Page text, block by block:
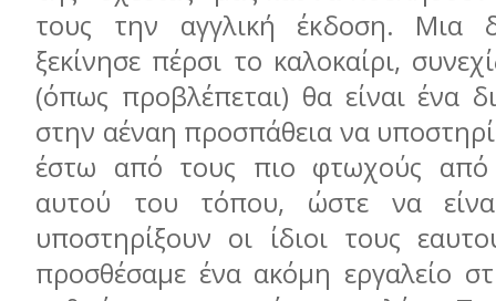
τους την αγγλική έκδοση. Μια
ξεκίνησε πέρσι το καλοκαίρι,
(όπως προβλέπεται) θα είναι ένα
στην αέναη προσπάθεια να
έστω από τους πιο φτωχούς
αυτού του τόπου, ώστε να
υποστηρίξουν οι ίδιοι τους
προσθέσαμε ένα ακόμη εργαλείο